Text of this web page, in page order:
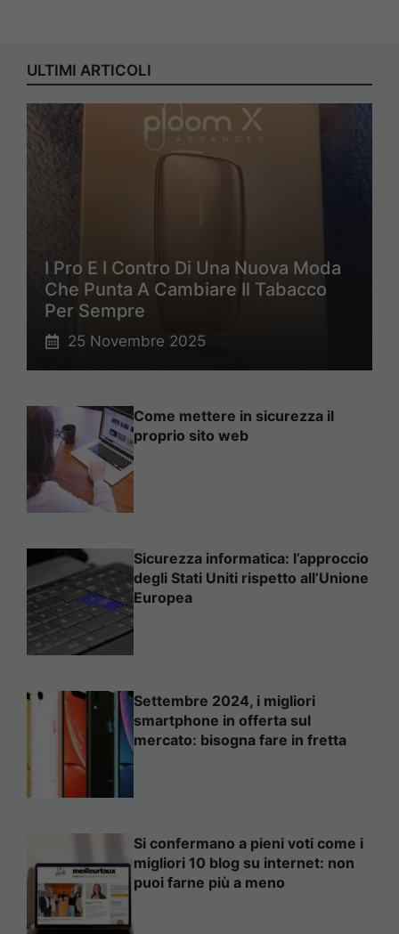
ULTIMI ARTICOLI
I Pro E I Contro Di Una Nuova Moda
Che Punta A Cambiare Il Tabacco
Per Sempre
25 Novembre 2025
Come mettere in sicurezza il
proprio sito web
Sicurezza informatica: l’approccio
degli Stati Uniti rispetto all’Unione
Europea
Settembre 2024, i migliori
smartphone in offerta sul
mercato: bisogna fare in fretta
Si confermano a pieni voti come i
migliori 10 blog su internet: non
puoi farne più a meno